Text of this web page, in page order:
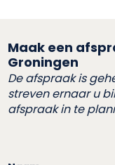
Maak een
Groningen
De afspraak is
streven ernaar u
afspraak in te